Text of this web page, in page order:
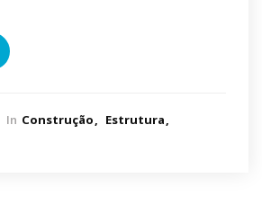
In Construção
Estrutura